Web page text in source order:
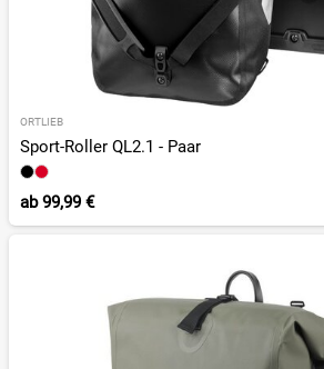
ORTLIEB
Sport-Roller QL2.1 - Paar
ab99,99 €